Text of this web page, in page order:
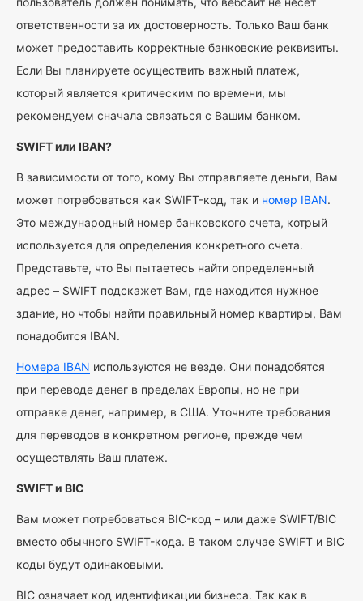
ответственности за их достоверность. Только Ваш банк
может предоставить корректные банковские реквизиты.
Если Вы планируете осуществить важный платеж,
который является критическим по времени, мы
рекомендуем сначала связаться с Вашим банком.
SWIFT или IBAN?
В зависимости от того, кому Вы отправляете деньги, Вам
может потребоваться как SWIFT-код, так и номер IBAN.
Это международный номер банковского счета, котрый
используется для определения конкретного счета.
Представьте, что Вы пытаетесь найти определенный
адрес – SWIFT подскажет Вам, где находится нужное
здание, но чтобы найти правильный номер квартиры, Вам
понадобится IBAN.
Номера IBAN используются не везде. Они понадобятся
при переводе денег в пределах Европы, но не при
отправке денег, например, в США. Уточните требования
для переводов в конкретном регионе, прежде чем
осуществлять Ваш платеж.
SWIFT и BIC
Вам может потребоваться BIC-код – или даже SWIFT/BIC
вместо обычного SWIFT-кода. В таком случае SWIFT и BIC
коды будут одинаковыми.
BIC означает код идентификации бизнеса. Так как в